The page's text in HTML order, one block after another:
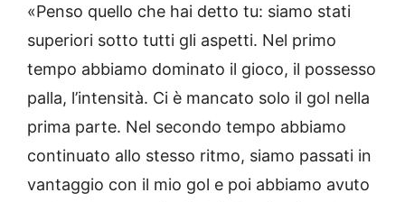
«Penso quello che hai detto tu: siamo stati
superiori sotto tutti gli aspetti. Nel primo
tempo abbiamo dominato il gioco, il possesso
palla, l’intensità. Ci è mancato solo il gol nella
prima parte. Nel secondo tempo abbiamo
continuato allo stesso ritmo, siamo passati in
vantaggio con il mio gol e poi abbiamo avuto